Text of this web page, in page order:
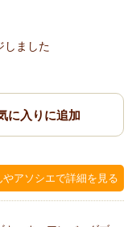
しました
やアソシエで詳細を見る